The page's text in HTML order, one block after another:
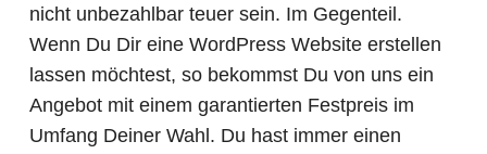
nicht unbezahlbar teuer sein. Im Gegenteil.
Wenn Du Dir eine WordPress Website erstellen
lassen möchtest, so bekommst Du von uns ein
Angebot mit einem garantierten Festpreis im
Umfang Deiner Wahl. Du hast immer einen